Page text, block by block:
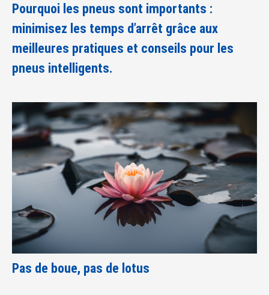
Pourquoi les pneus sont importants :
minimisez les temps d’arrêt grâce aux
meilleures pratiques et conseils pour les
pneus intelligents.
Pas de boue, pas de lotus